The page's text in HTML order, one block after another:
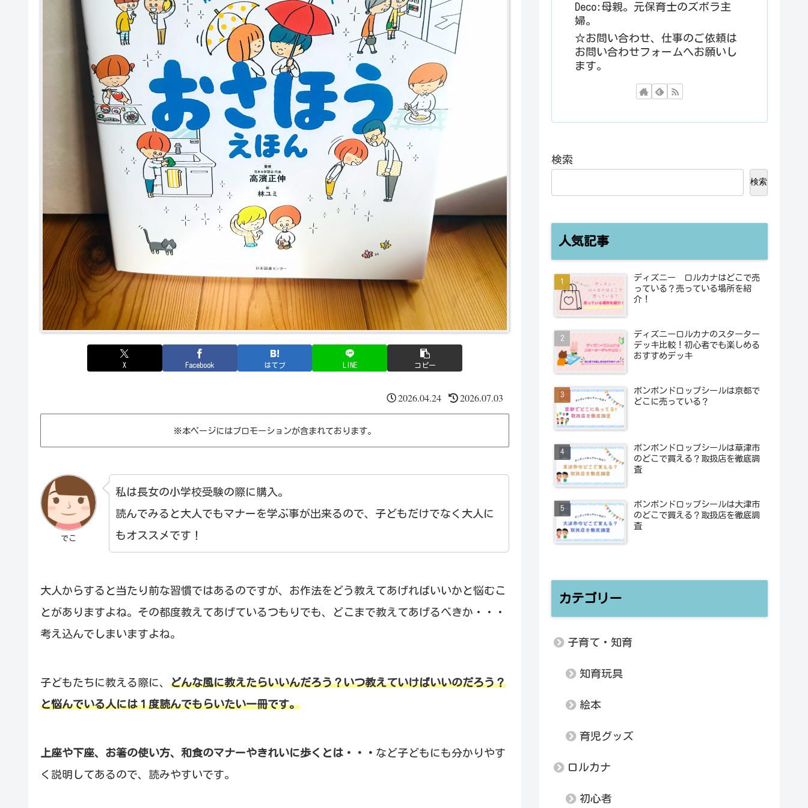
X Facebook はてブ LINE コピー
2026.04.24 2026.07.03
※本ページにはプロモーションが含まれております。
でこ
私は長女の小学校受験の際に購入。
読んでみると大人でもマナーを学ぶ事が出来るので、子どもだけでなく大人に
もオススメです！
大人からすると当たり前な習慣ではあるのですが、お作法をどう教えてあげればいいかと悩むこ
とがありますよね。その都度教えてあげているつもりでも、どこまで教えてあげるべきか・・・
考え込んでしまいますよね。
子どもたちに教える際に、 どんな風に教えたらいいんだろう？いつ教えていけばいいのだろう？
と悩んでいる人には１度読んでもらいたい一冊です。
上座や下座、お箸の使い方、和食のマナーやきれいに歩くとは・・・ など子どもにも分かりやす
く説明してあるので、読みやすいです。
Deco:母親。元保育士のズボラ主
婦。
☆お問い合わせ、仕事のご依頼は
お問い合わせフォームへお願いし
ます。
検索
検索
人気記事
ディズニー ロルカナはどこで売
っている？売っている場所を紹
介！
ディズニーロルカナのスターター
デッキ比較！初心者でも楽しめる
おすすめデッキ
ボンボンドロップシールは京都で
どこに売っている？
ボンボンドロップシールは草津市
のどこで買える？取扱店を徹底調
査
ボンボンドロップシールは大津市
のどこで買える？取扱店を徹底調
査
カテゴリー
子育て・知育
知育玩具
絵本
育児グッズ
ロルカナ
初心者